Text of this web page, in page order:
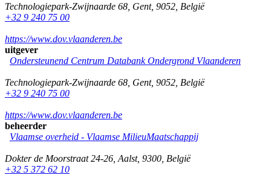
Technologiepark-Zwijnaarde 68 Gent, 9052 België
+32 9 240 75 00
https://www.dov.vlaanderen.be
uitgever
Ondersteunend Centrum Databank Ondergrond Vlaanderen
Technologiepark-Zwijnaarde 68 Gent, 9052 België
+32 9 240 75 00
https://www.dov.vlaanderen.be
beheerder
Vlaamse overheid - Vlaamse MilieuMaatschappij
Dokter de Moorstraat 24-26 Aalst, 9300 België
+32 5 372 62 10